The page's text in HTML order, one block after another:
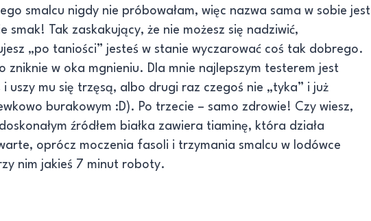
smalcu nigdy nie próbowałam, więc nazwa sama w sobie jest
smak! Tak zaskakujący, że nie możesz się nadziwić,
„po taniości” jesteś w stanie wyczarować coś tak dobrego.
zniknie w oka mgnieniu. Dla mnie najlepszym testerem jest
mu się trzęsą, albo drugi raz czegoś nie „tyka” i już
burakowym :D). Po trzecie – samo zdrowie! Czy wiesz,
źródłem białka zawiera tiaminę, która działa
oprócz moczenia fasoli i trzymania smalcu w lodówce
nim jakieś 7 minut roboty.